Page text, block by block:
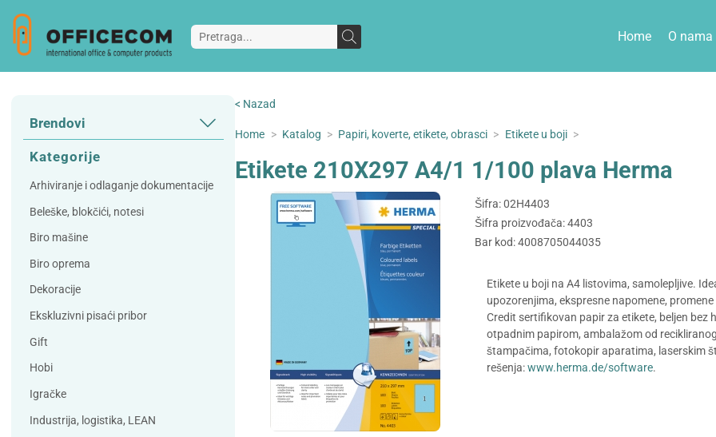
Home O nama
Brendovi
3L
A Plus
Accessories
AD
Alco
Artoz
Bene
Bordlite
Carand'ache
Cleanrange
Debatin
Duracell
Kategorije
Arhiviranje i odlaganje dokumentacije
Beleške, blokčići, notesi
Biro mašine
Biro oprema
Dekoracije
Ekskluzivni pisaći pribor
Gift
Hobi
Igračke
Industrija, logistika, LEAN
< Nazad
Home > Katalog > Papiri, koverte, etikete, obrasci > Etikete u boji >
Etikete 210X297 A4/1 1/100 plava Herma
Šifra: 02H4403
Šifra proizvođača: 4403
Bar kod: 4008705044035
Etikete u boji na A4 listovima, samolepljive.
upozorenjima, ekspresne napomene,
Credit sertifikovan papir za etikete, beljen bez
otpadnim papirom, ambalažom od
štampačima, fotokopir aparatima, laserskim
rešenja:www.herma.de/software.